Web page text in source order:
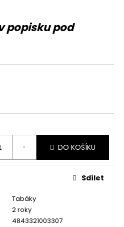
popisku pod
DO KOŠÍKU
Tabáky
2 roky
4843321003307
Sdílet